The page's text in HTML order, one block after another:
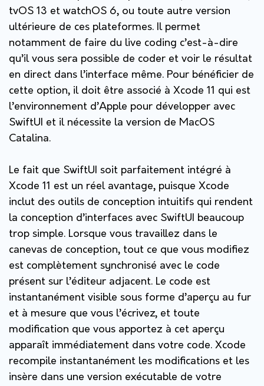
tvOS 13 et watchOS 6, ou toute autre version
ultérieure de ces plateformes. Il permet
notamment de faire du live coding c’est-à-dire
qu’il vous sera possible de coder et voir le résultat
en direct dans l’interface même. Pour bénéficier de
cette option, il doit être associé à Xcode 11 qui est
l’environnement d’Apple pour développer avec
SwiftUI et il nécessite la version de MacOS
Catalina.
Le fait que SwiftUI soit parfaitement intégré à
Xcode 11 est un réel avantage, puisque Xcode
inclut des outils de conception intuitifs qui rendent
la conception d’interfaces avec SwiftUI beaucoup
trop simple. Lorsque vous travaillez dans le
canevas de conception, tout ce que vous modifiez
est complètement synchronisé avec le code
présent sur l’éditeur adjacent. Le code est
instantanément visible sous forme d’aperçu au fur
et à mesure que vous l’écrivez, et toute
modification que vous apportez à cet aperçu
apparaît immédiatement dans votre code. Xcode
recompile instantanément les modifications et les
insère dans une version exécutable de votre